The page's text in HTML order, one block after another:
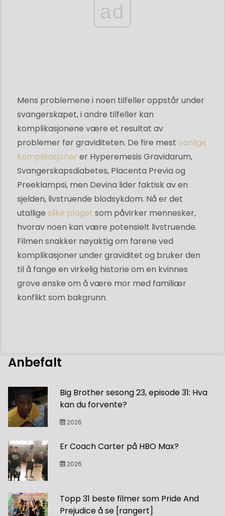
ad
Mens problemene i noen tilfeller oppstår under
svangerskapet, i andre tilfeller kan
komplikasjonene være et resultat av
problemer før graviditeten. De fire mest vanlige
komplikasjoner er Hyperemesis Gravidarum,
Svangerskapsdiabetes, Placenta Previa og
Preeklampsi, men Devina lider faktisk av en
sjelden, livstruende blodsykdom. Nå er det
utallige slike plager som påvirker mennesker,
hvorav noen kan være potensielt livstruende.
Filmen snakker nøyaktig om farene ved
komplikasjoner under graviditet og bruker den
til å fange en virkelig historie om en kvinnes
grove ønske om å være mor med familiær
konflikt som bakgrunn.
Anbefalt
Big Brother sesong 23, episode 31: Hva
kan du forvente?
2026
Er Coach Carter på HBO Max?
2026
Topp 31 beste filmer som Pride And
Prejudice å se [rangert]